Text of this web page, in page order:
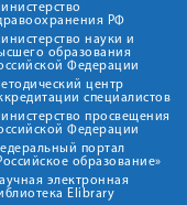
РФ
науки и
образования
Федерации
центр
специалистов
просвещения
Федерации
портал
образование»
электронная
Elibrary